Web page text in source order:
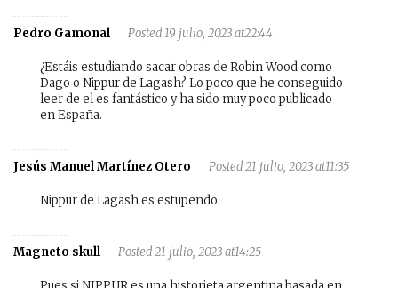
Pedro Gamonal Posted 19 julio, 2023 at22:44
¿Estáis estudiando sacar obras de Robin Wood como
Dago o Nippur de Lagash? Lo poco que he conseguido
leer de el es fantástico y ha sido muy poco publicado
en España.
Jesús Manuel Martínez Otero Posted 21 julio, 2023 at11:35
Nippur de Lagash es estupendo.
Magneto skull Posted 21 julio, 2023 at14:25